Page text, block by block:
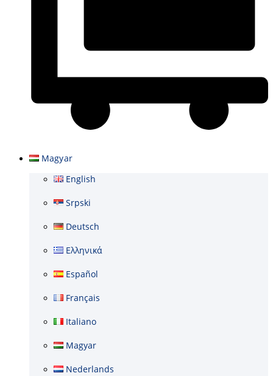
Magyar
English
Srpski
Deutsch
Ελληνικά
Español
Français
Italiano
Magyar
Nederlands